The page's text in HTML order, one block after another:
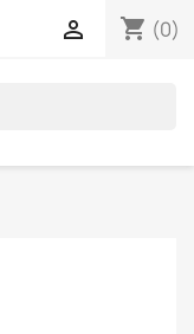
shopping_cart (0)
